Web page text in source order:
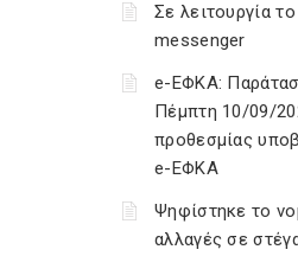
Σε λειτουργία
messenger
e-ΕΦΚΑ:
Πέμπτη 10/09/
προθεσμίας
e-ΕΦΚΑ
Ψηφίστηκε το
αλλαγές σε